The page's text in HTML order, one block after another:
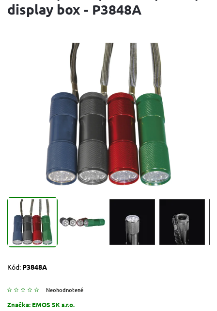
display box - P3848A
Kód: P3848A
Neohodnotené
Značka: EMOS SK s.r.o.